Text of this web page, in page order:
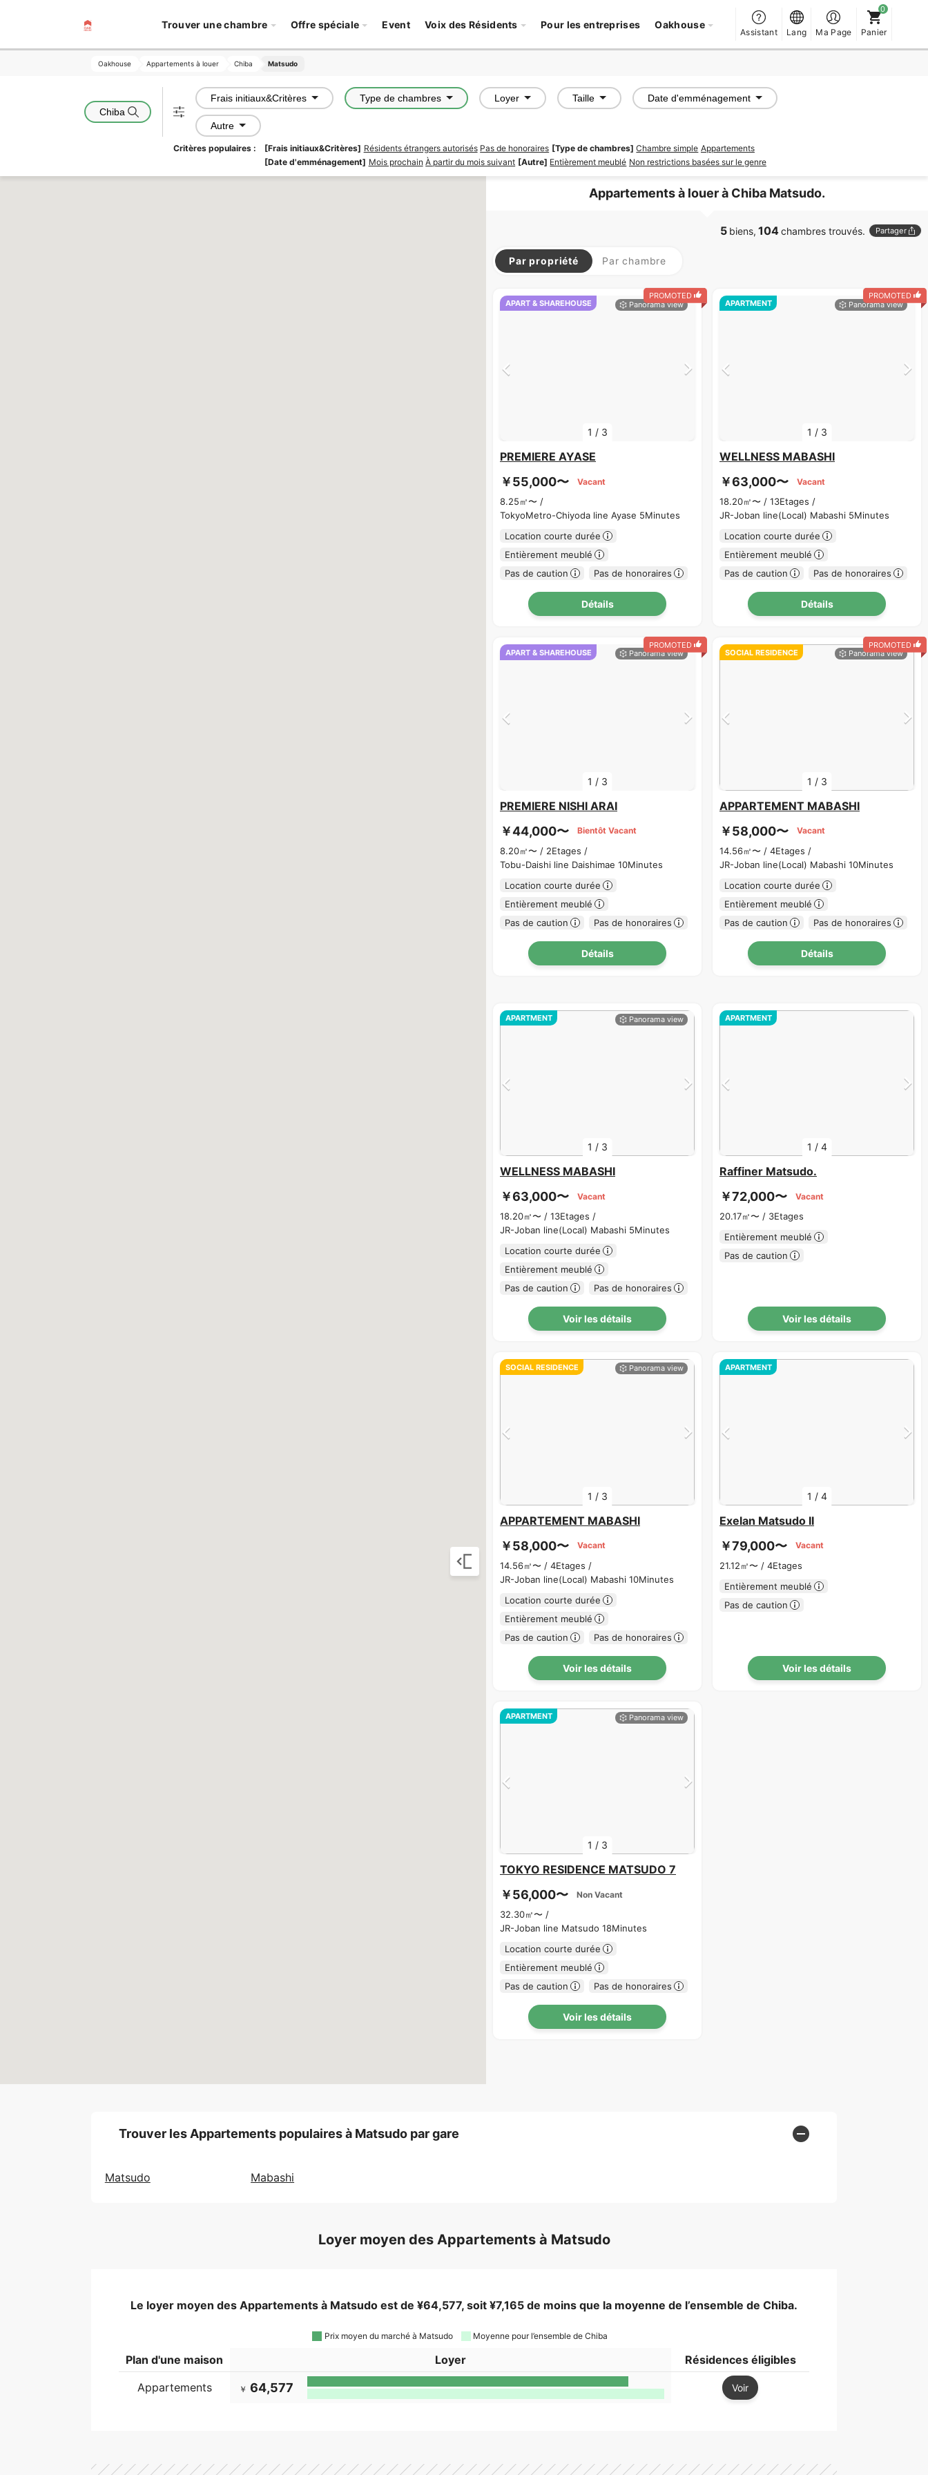
Trouver une chambre Offre spéciale Event Voix des Résidents Pour les entreprises Oakhouse
Assistant Lang Ma Page Panier
Oakhouse Appartements à louer Chiba Matsudo
Chiba
Frais initiaux&Critères Type de chambres Loyer Taille Date d'emménagement
Autre
Critères populaires : [Frais initiaux&Critères] Résidents étrangers autorisés Pas de honoraires [Type de chambres] Chambre simple Appartements
[Date d'emménagement] Mois prochain À partir du mois suivant [Autre] Entièrement meublé Non restrictions basées sur le genre
5 biens, 104chambres trouvés. Partager
Appartements à louer à Chiba Matsudo.
Par propriété Par chambre
APART & SHAREHOUSE
1 / 3
PROMOTED
PREMIERE AYASE
￥55,000〜 Vacant
8.25㎡〜 /
TokyoMetro-Chiyoda line Ayase 5Minutes
Location courte durée
Entièrement meublé
Pas de caution
Pas de honoraires
Détails
APARTMENT
1 / 3
PROMOTED
WELLNESS MABASHI
￥63,000〜 Vacant
18.20㎡〜 / 13Etages /
JR-Joban line(Local) Mabashi 5Minutes
Location courte durée
Entièrement meublé
Pas de caution
Pas de honoraires
Détails
APART & SHAREHOUSE
1 / 3
PROMOTED
PREMIERE NISHI ARAI
￥44,000〜 Bientôt Vacant
8.20㎡〜 / 2Etages /
Tobu-Daishi line Daishimae 10Minutes
Location courte durée
Entièrement meublé
Pas de caution
Pas de honoraires
Détails
SOCIAL RESIDENCE
1 / 3
PROMOTED
APPARTEMENT MABASHI
￥58,000〜 Vacant
14.56㎡〜 / 4Etages /
JR-Joban line(Local) Mabashi 10Minutes
Location courte durée
Entièrement meublé
Pas de caution
Pas de honoraires
Détails
APARTMENT
1 / 3
WELLNESS MABASHI
￥63,000〜 Vacant
18.20㎡〜 / 13Etages /
JR-Joban line(Local) Mabashi 5Minutes
Location courte durée
Entièrement meublé
Pas de caution
Pas de honoraires
Voir les détails
APARTMENT
1 / 4
Raffiner Matsudo.
￥72,000〜 Vacant
20.17㎡〜 / 3Etages
Entièrement meublé
Pas de caution
Voir les détails
SOCIAL RESIDENCE
1 / 3
APPARTEMENT MABASHI
￥58,000〜 Vacant
14.56㎡〜 / 4Etages /
JR-Joban line(Local) Mabashi 10Minutes
Location courte durée
Entièrement meublé
Pas de caution
Pas de honoraires
Voir les détails
APARTMENT
1 / 4
Exelan Matsudo II
￥79,000〜 Vacant
21.12㎡〜 / 4Etages
Entièrement meublé
Pas de caution
Voir les détails
APARTMENT
1 / 3
TOKYO RESIDENCE MATSUDO 7
￥56,000〜 Non Vacant
32.30㎡〜 /
JR-Joban line Matsudo 18Minutes
Location courte durée
Entièrement meublé
Pas de caution
Pas de honoraires
Voir les détails
Trouver les Appartements populaires à Matsudo par gare
Matsudo Mabashi
Loyer moyen des Appartements à Matsudo
Le loyer moyen des Appartements à Matsudo est de ¥64,577, soit ¥7,165 de moins que la moyenne de l’ensemble de Chiba.
Prix moyen du marché à Matsudo Moyenne pour l’ensemble de Chiba
Plan d'une maison Loyer
Résidences éligibles
Appartements
￥ 64,577 Voir
Oakhouse Appartements à louer Chiba Matsudo